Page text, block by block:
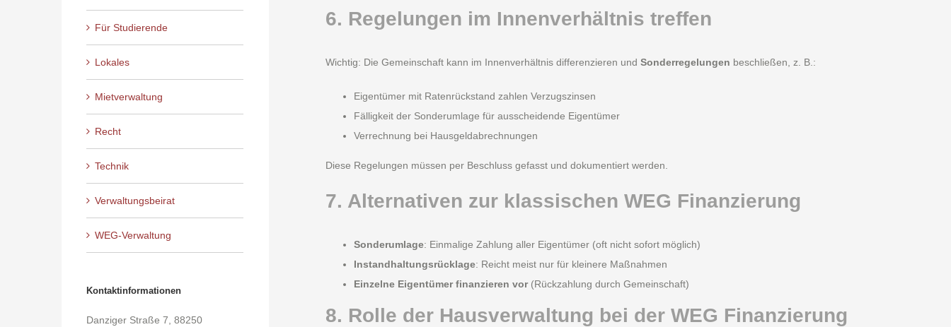
6. Regelungen im Innenverhältnis treffen
Wichtig: Die Gemeinschaft kann im Innenverhältnis differenzieren und Sonderregelungen beschließen, z. B.:
Eigentümer mit Ratenrückstand zahlen Verzugszinsen
Fälligkeit der Sonderumlage für ausscheidende Eigentümer
Verrechnung bei Hausgeldabrechnungen
Diese Regelungen müssen per Beschluss gefasst und dokumentiert werden.
7. Alternativen zur klassischen WEG Finanzierung
Sonderumlage: Einmalige Zahlung aller Eigentümer (oft nicht sofort möglich)
Instandhaltungsrücklage: Reicht meist nur für kleinere Maßnahmen
Einzelne Eigentümer finanzieren vor(Rückzahlung durch Gemeinschaft)
8. Rolle der Hausverwaltung bei der WEG Finanzierung
Für Studierende
Lokales
Mietverwaltung
Recht
Technik
Verwaltungsbeirat
WEG-Verwaltung
Kontaktinformationen
Danziger Straße 7, 88250